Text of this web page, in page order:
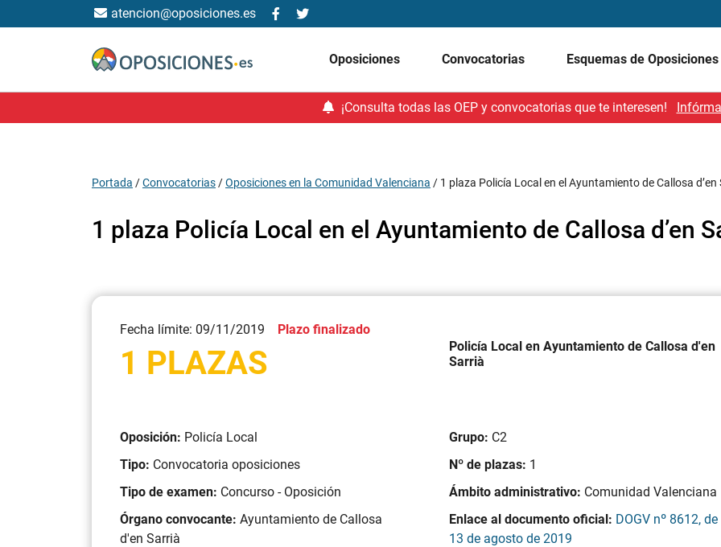
atencion@oposiciones.es
Oposiciones Convocatorias Esquemas de Oposiciones
¡Consulta todas las OEP y convocatorias que te interesen!
Portada /Convocatorias /Oposiciones en la Comunidad Valenciana / 1 plaza Policía Local en el Ayuntamiento de Callosa d’en
1 plaza Policía Local en el Ayuntamiento de Callosa d’en
Fecha límite: 09/11/2019 Plazo finalizado
1 PLAZAS
Policía Local en Ayuntamiento de Callosa d'en
Sarrià
Oposición: Policía Local
Tipo: Convocatoria oposiciones
Tipo de examen: Concurso - Oposición
Órgano convocante: Ayuntamiento de Callosa
d'en Sarrià
Grupo: C2
Nº de plazas: 1
Ámbito administrativo: Comunidad Valenciana
Enlace al documento oficial: DOGV nº 8612, de
13 de agosto de 2019